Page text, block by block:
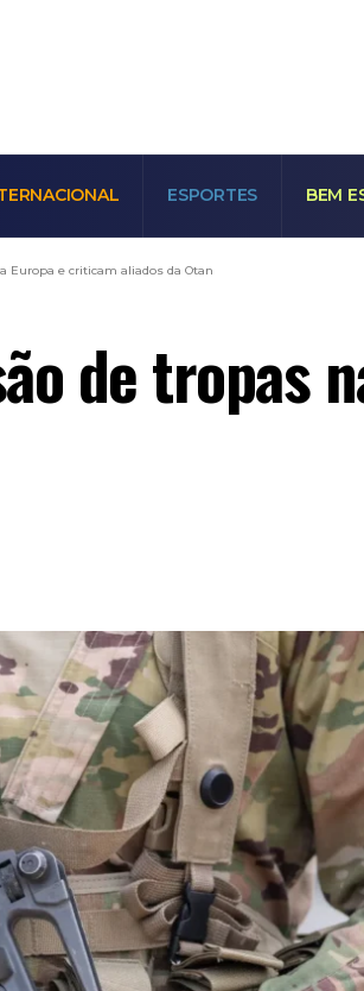
ESPORTES BEM
Europa e criticam aliados da Otan
de tropas